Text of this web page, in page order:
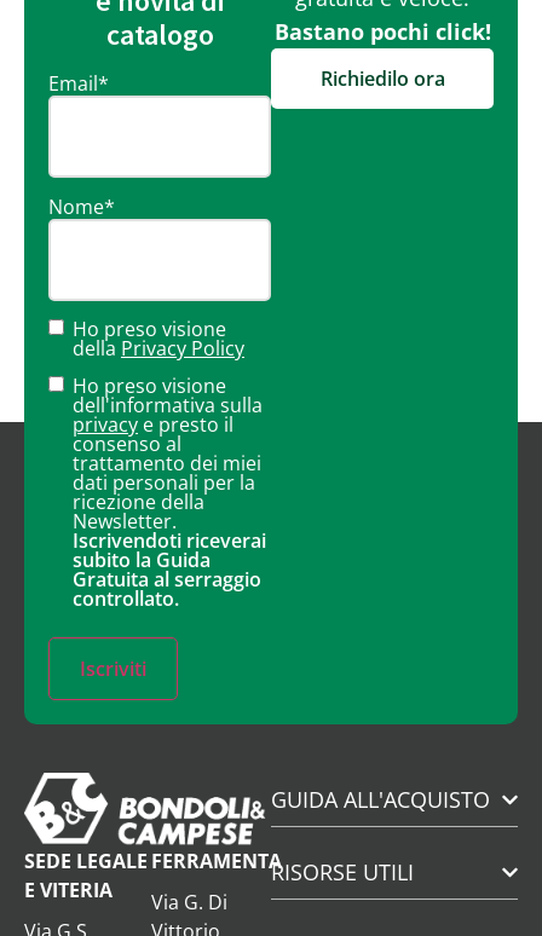
catalogo
Email*
Nome*
Ho preso visione
della Privacy Policy
Ho preso visione
dell'informativa sulla
privacy e presto il
consenso al
trattamento dei miei
dati personali per la
ricezione della
Newsletter.
Iscrivendoti riceverai
subito la Guida
Gratuita al serraggio
controllato.
Iscriviti
Bastano pochi click!
Richiedilo ora
SEDE LEGALE
E VITERIA
Via G.S.
FERRAMENTA
Via G. Di
Vittorio
GUIDA ALL'ACQUISTO
RISORSE UTILI